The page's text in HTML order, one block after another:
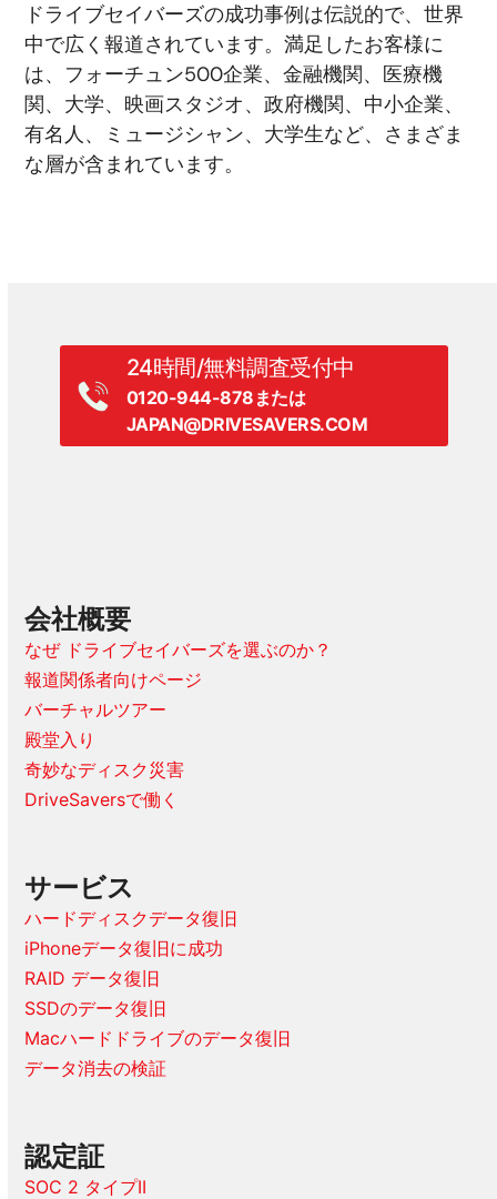
ドライブセイバーズの成功事例は伝説的で、世界
中で広く報道されています。満足したお客様に
は、フォーチュン500企業、金融機関、医療機
関、大学、映画スタジオ、政府機関、中小企業、
有名人、ミュージシャン、大学生など、さまざま
な層が含まれています。
24時間/無料調査受付中
0120-944-878または
JAPAN@DRIVESAVERS.COM
会社概要
なぜ ドライブセイバーズを選ぶのか？
報道関係者向けページ
バーチャルツアー
殿堂入り
奇妙なディスク災害
DriveSaversで働く
サービス
ハードディスクデータ復旧
iPhoneデータ復旧に成功
RAID データ復旧
SSDのデータ復旧
Macハードドライブのデータ復旧
データ消去の検証
認定証
SOC 2 タイプII